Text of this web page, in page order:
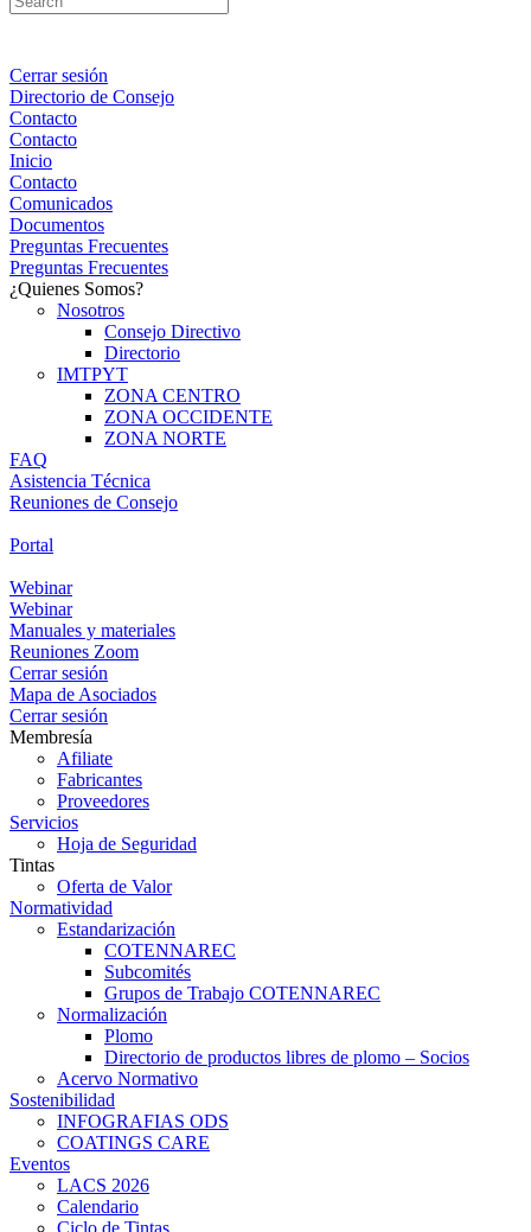
Cerrar sesión
Directorio de Consejo
Contacto
Contacto
Inicio
Contacto
Comunicados
Documentos
Preguntas Frecuentes
Preguntas Frecuentes
¿Quienes Somos?
Nosotros
Consejo Directivo
Directorio
IMTPYT
ZONA CENTRO
ZONA OCCIDENTE
ZONA NORTE
FAQ
Asistencia Técnica
Reuniones de Consejo
Portal
Webinar
Webinar
Manuales y materiales
Reuniones Zoom
Cerrar sesión
Mapa de Asociados
Cerrar sesión
Membresía
Afiliate
Fabricantes
Proveedores
Servicios
Hoja de Seguridad
Tintas
Oferta de Valor
Normatividad
Estandarización
COTENNAREC
Subcomités
Grupos de Trabajo COTENNAREC
Normalización
Plomo
Directorio de productos libres de plomo – Socios
Acervo Normativo
Sostenibilidad
INFOGRAFIAS ODS
COATINGS CARE
Eventos
LACS 2026
Calendario
Ciclo de Tintas